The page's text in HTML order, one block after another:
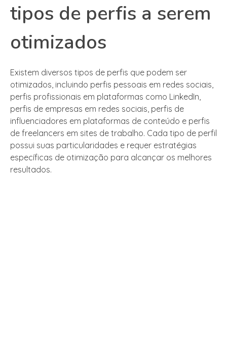
tipos de perfis a serem
otimizados
Existem diversos tipos de perfis que podem ser
otimizados, incluindo perfis pessoais em redes sociais,
perfis profissionais em plataformas como LinkedIn,
perfis de empresas em redes sociais, perfis de
influenciadores em plataformas de conteúdo e perfis
de freelancers em sites de trabalho. Cada tipo de perfil
possui suas particularidades e requer estratégias
específicas de otimização para alcançar os melhores
resultados.